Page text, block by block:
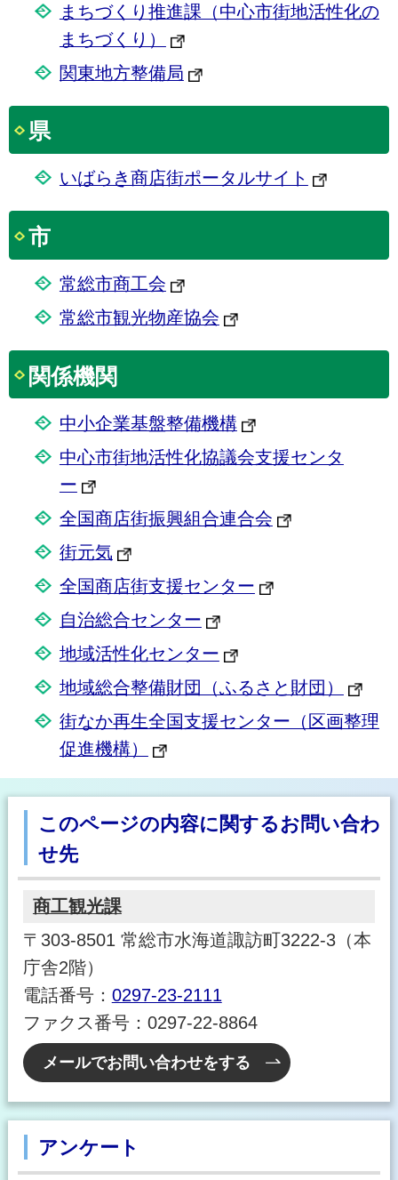
まちづくり推進課（中心市街地活性化の
まちづくり）
関東地方整備局
県
いばらき商店街ポータルサイト
市
常総市商工会
常総市観光物産協会
関係機関
中小企業基盤整備機構
中心市街地活性化協議会支援センタ
ー
全国商店街振興組合連合会
街元気
全国商店街支援センター
自治総合センター
地域活性化センター
地域総合整備財団（ふるさと財団）
街なか再生全国支援センター（区画整理
促進機構）
このページの内容に関するお問い合わ
せ先
商工観光課
〒303-8501 常総市水海道諏訪町3222-3（本
庁舎2階）
電話番号： 0297-23-2111
ファクス番号：0297-22-8864
メールでお問い合わせをする
アンケート